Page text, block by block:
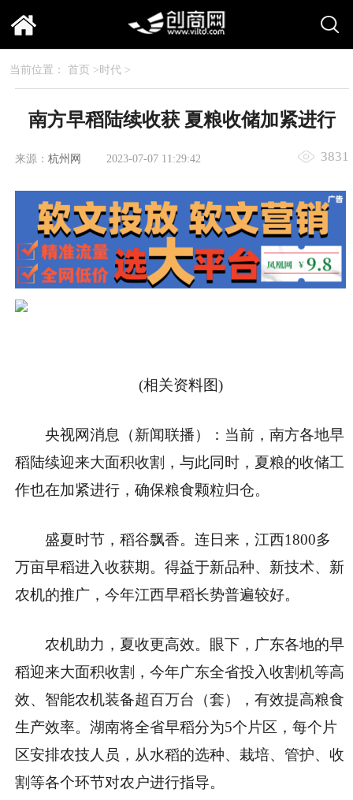
当前位置： 首页 >时代 >
南方早稻陆续收获 夏粮收储加紧进行
来源： 杭州网 2023-07-07 11:29:42 3831
(相关资料图)
央视网消息（新闻联播）：当前，南方各地早
稻陆续迎来大面积收割，与此同时，夏粮的收储工
作也在加紧进行，确保粮食颗粒归仓。
盛夏时节，稻谷飘香。连日来，江西1800多
万亩早稻进入收获期。得益于新品种、新技术、新
农机的推广，今年江西早稻长势普遍较好。
农机助力，夏收更高效。眼下，广东各地的早
稻迎来大面积收割，今年广东全省投入收割机等高
效、智能农机装备超百万台（套），有效提高粮食
生产效率。湖南将全省早稻分为5个片区，每个片
区安排农技人员，从水稻的选种、栽培、管护、收
割等各个环节对农户进行指导。